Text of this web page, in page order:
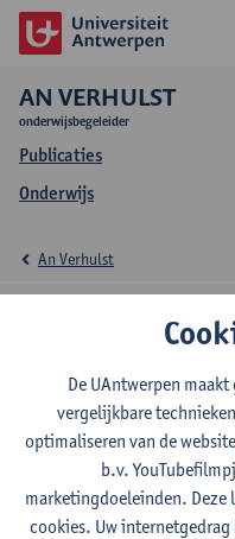
AN VERHULST
onderwijsbegeleider
Publicaties
Onderwijs
An Verhulst
2026-2027
Engels
De UAntwerpen
vergelijkbare
optimaliseren van de
b.v.
marketingdoeleinden. Deze
cookies. Uw